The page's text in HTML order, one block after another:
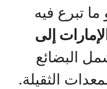
ما تبرع فيه
إلى
البضائع
الثقيلة.